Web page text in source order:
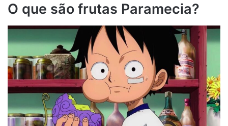
O que são frutas Paramecia?